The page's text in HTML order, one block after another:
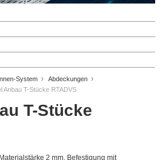
System
Abdeckungen
Anbau T-Stücke RTADVS
T-Stücke
2 mm, Befestigung mit